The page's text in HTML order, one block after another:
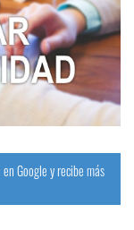
Google y recibe más